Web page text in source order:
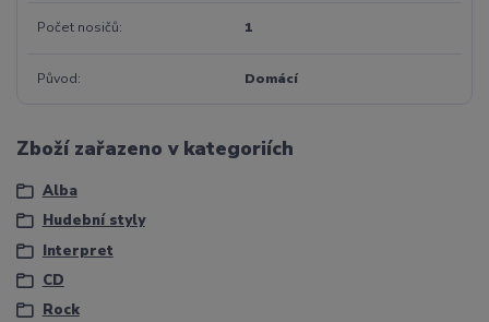
Počet nosičů 1
Původ Domácí
Zboží zařazeno v kategoriích
Alba
Hudební styly
Interpret
CD
Rock